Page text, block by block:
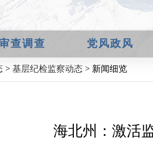
查调查 党风政风
> 基层纪检监察动态 > 新闻细览
海北州：激活